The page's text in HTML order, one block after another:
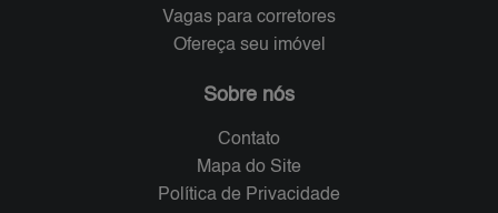
Vagas para corretores
Ofereça seu imóvel
Sobre nós
Contato
Mapa do Site
Política de Privacidade